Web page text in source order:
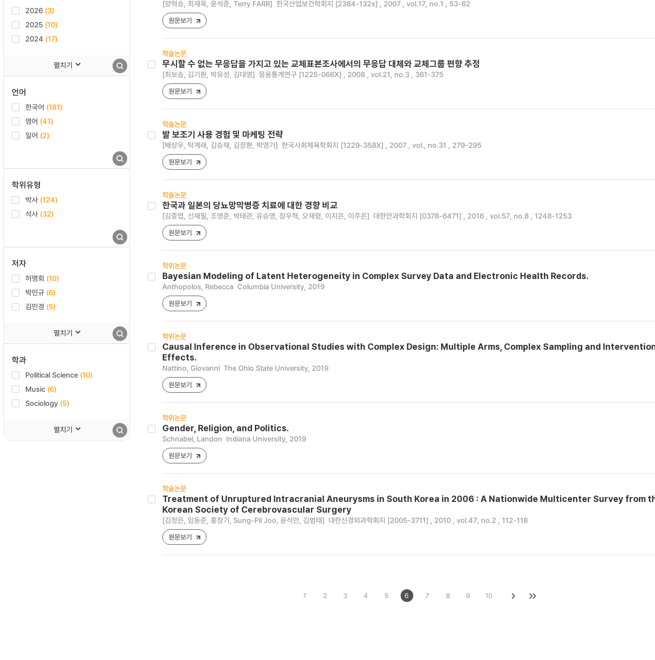
2026 (3)
2025 (10)
2024 (17)
펼치기
언어
한국어 (181)
영어 (41)
일어 (2)
학위유형
박사 (124)
석사 (32)
저자
허명회 (10)
박민규 (6)
김민경 (5)
펼치기
학과
Political Science (10)
Music (6)
Sociology (5)
펼치기
[양혁승, 최재욱, 윤석준, Terry FARR] 한국산업보건학회지 [2384-132x] , 2007 , vol.17, no.1 , 53-62
원문보기
학술논문
무시할 수 없는 무응답을 가지고 있는 교체표본조사에서의 무응답 대체와 교체그룹 편향 추정
[최보승, 김기환, 박유성, 김대영] 응용통계연구 [1225-066X] , 2008 , vol.21, no.3 , 361-375
원문보기
학술논문
발 보조기 사용 경험 및 마케팅 전략
[배상우, 탁계래, 김승재, 김장환, 박영기] 한국사회체육학회지 [1229-358X] , 2007 , vol., no.31 , 279-295
원문보기
학술논문
한국과 일본의 당뇨망막병증 치료에 대한 경향 비교
[김중엽, 신재필, 조영준, 박태관, 유승영, 장우혁, 오재령, 이지은, 이주은] 대한안과학회지 [0378-6471] , 2016 , vol.57, no.8 , 1248-1253
원문보기
학위논문
Bayesian Modeling of Latent Heterogeneity in Complex Survey Data and Electronic Health Records.
Anthopolos, Rebecca Columbia University, 2019
원문보기
학위논문
Causal Inference in Observational Studies with Complex Design: Multiple Arms, Complex Sampling and
Effects.
Nattino, Giovanni The Ohio State University, 2019
원문보기
학위논문
Gender, Religion, and Politics.
Schnabel, Landon Indiana University, 2019
원문보기
학술논문
Treatment of Unruptured Intracranial Aneurysms in South Korea in 2006 : A Nationwide Multicenter Survey from
Korean Society of Cerebrovascular Surgery
[김정은, 임동준, 홍창기, Sung-Pil Joo, 윤석만, 김범태] 대한신경외과학회지 [2005-3711] , 2010 , vol.47, no.2 , 112-118
원문보기
1 2 3 4 5 6 7 8 9 10